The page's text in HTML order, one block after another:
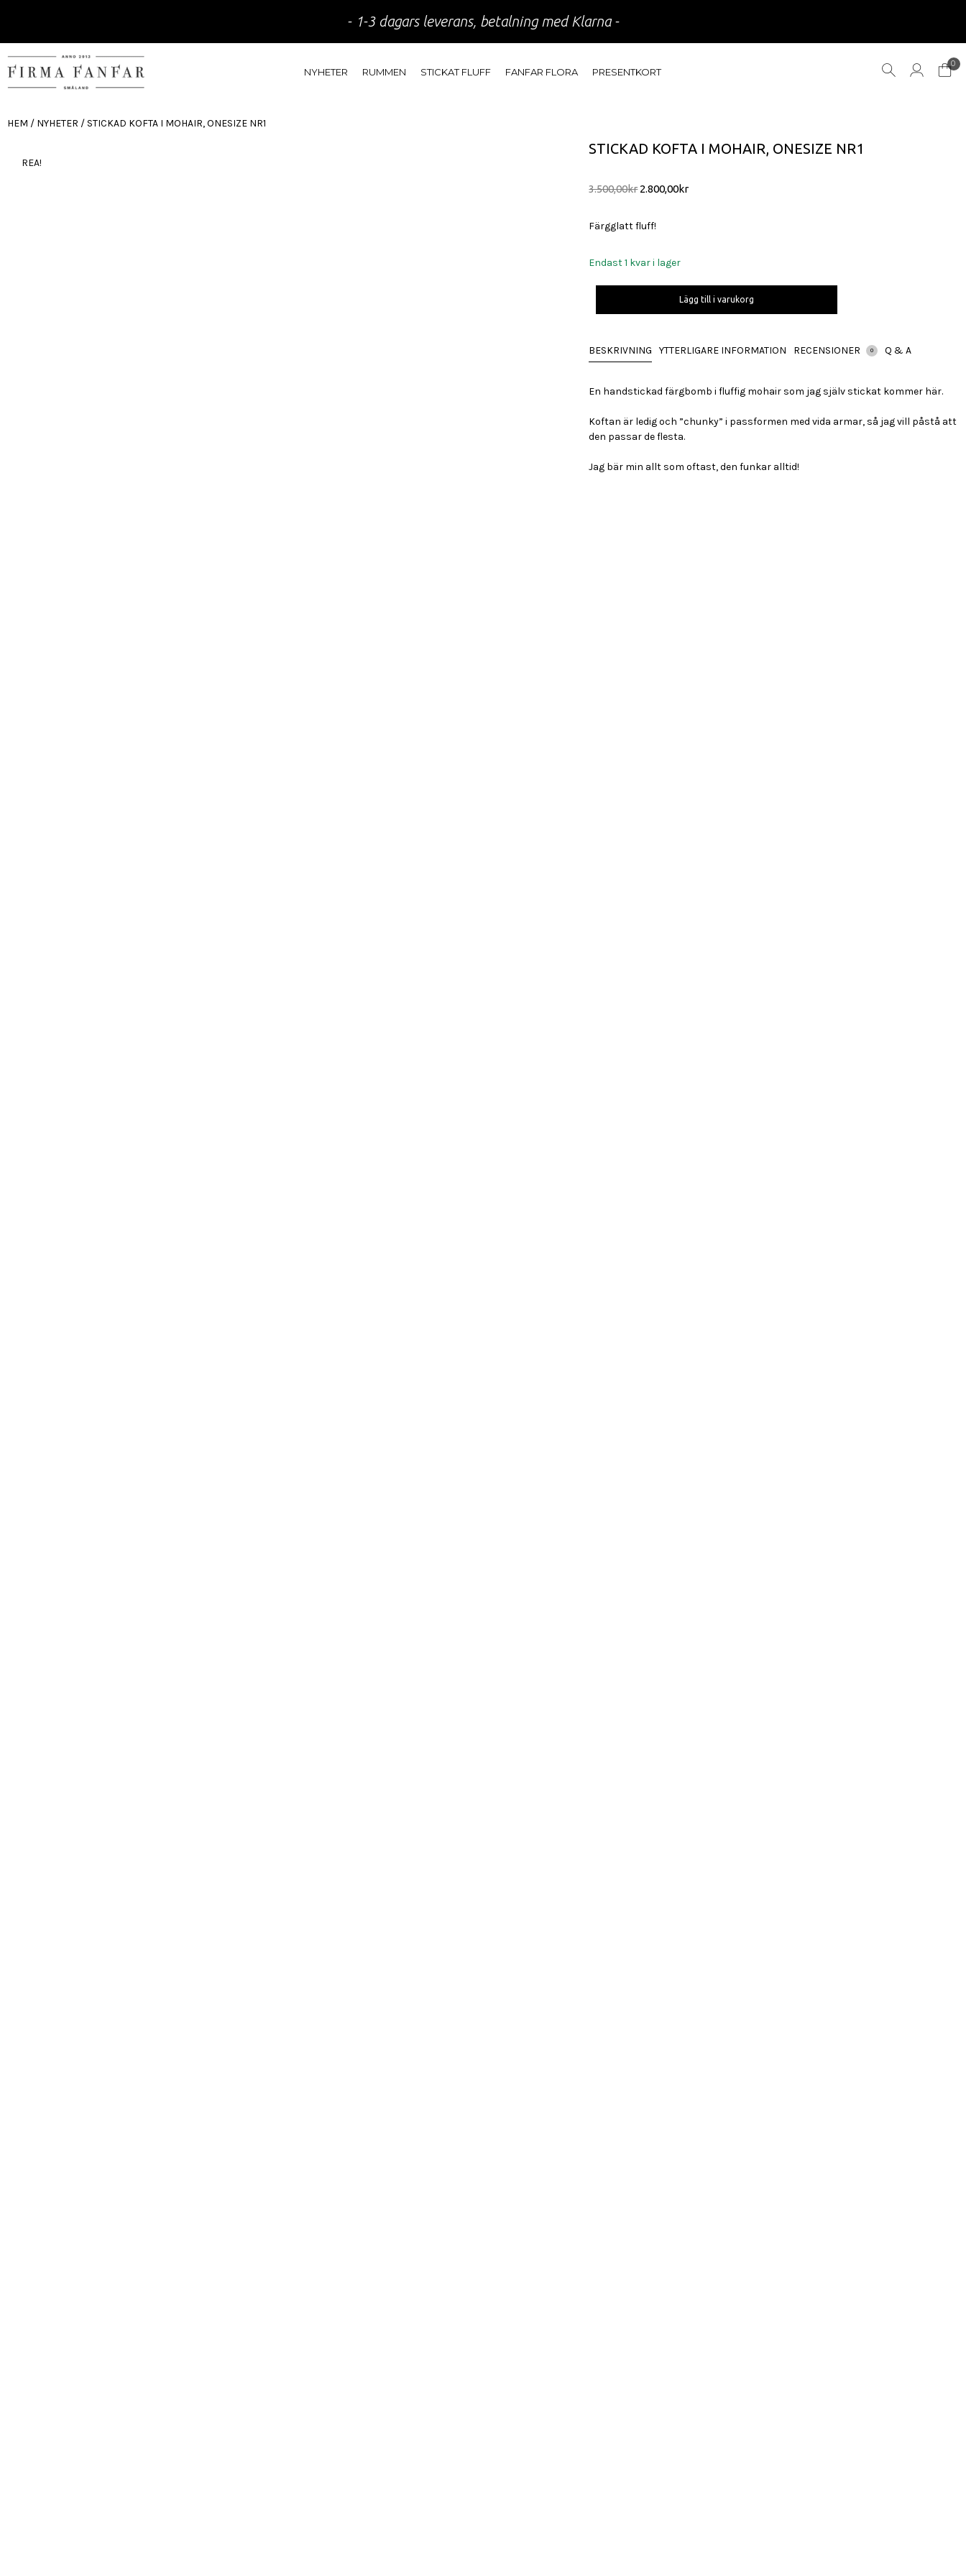
- 1-3 dagars leverans, betalning med Klarna -
NYHETER RUMMEN STICKAT FLUFF FANFAR FLORA PRESENTKORT
0
REA!
HEM / NYHETER / STICKAD KOFTA I MOHAIR, ONESIZE NR1
STICKAD KOFTA I MOHAIR, ONESIZE NR1
3.500,00kr Det
priset
2.800,00krDet
Färgglatt fluff!
Endast 1 kvar i lager
onesize
Lägg till i varukorg
BESKRIVNING YTTERLIGARE INFORMATION RECENSIONER 0 Q & A
En handstickad färgbomb i fluffig mohair som jag själv stickat kommer här.
Koftan är ledig och ”chunky” i passformen med vida armar, så jag vill påstå att
den passar de flesta.
Jag bär min allt som oftast, den funkar alltid!